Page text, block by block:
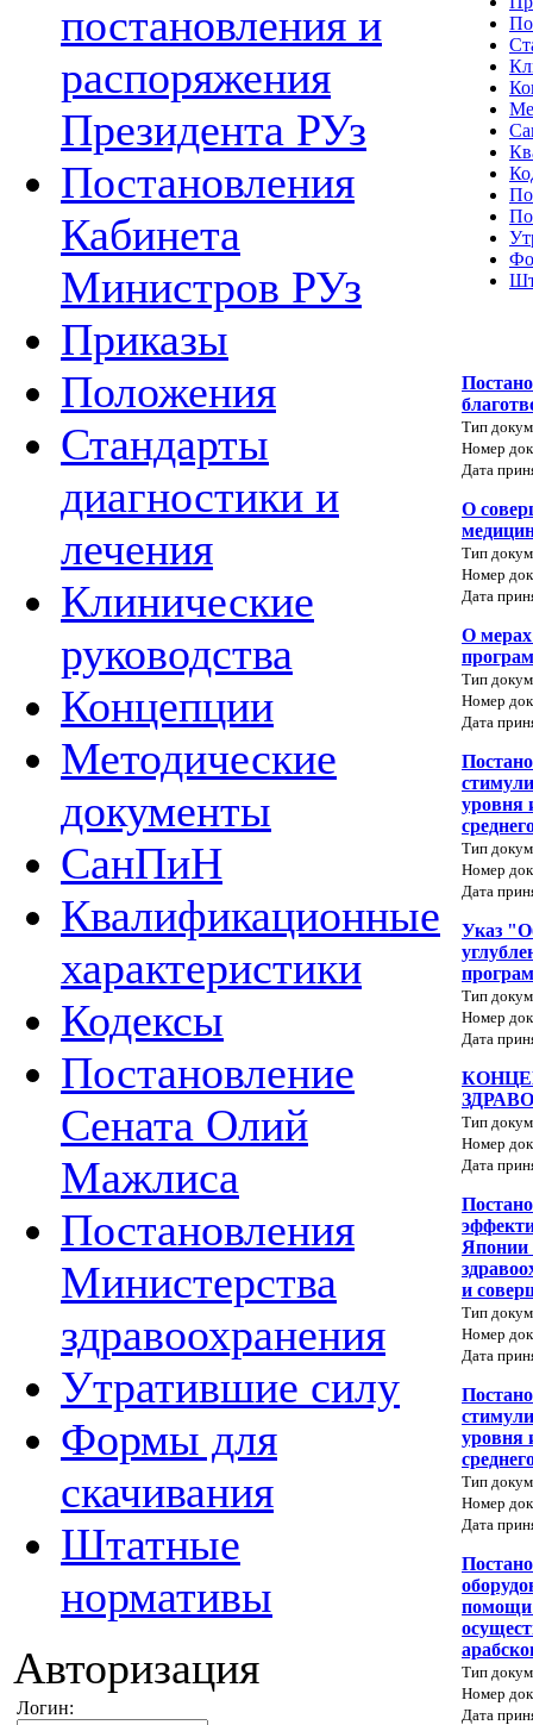
постановления и
распоряжения
Президента РУз
Постановления
Кабинета
Министров РУз
Приказы
Положения
Стандарты
диагностики и
лечения
Клинические
руководства
Концепции
Методические
документы
СанПиН
Квалификационные
характеристики
Кодексы
Постановление
Сената Олий
Мажлиса
Постановления
Министерства
здравоохранения
Утратившие силу
Формы для
скачивания
Штатные
нормативы
Авторизация
Логин:
Тип
Номер
Дата
О
Тип
Номер
Дата
О мерах
Тип
Номер
Дата
уровня
Тип
Номер
Дата
Указ
Тип
Номер
Дата
Тип
Номер
Дата
Японии
и
Тип
Номер
Дата
уровня
Тип
Номер
Дата
помощи
Тип
Номер
Дата